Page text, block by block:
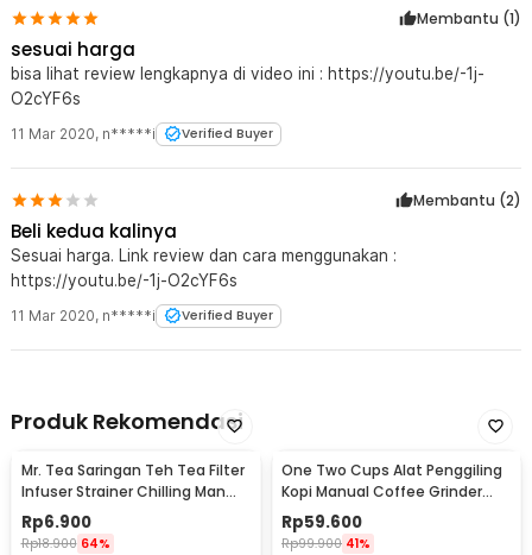
Membantu (1)
sesuai harga
bisa lihat review lengkapnya di video ini : https://youtu.be/-1j-
O2cYF6s
11 Mar 2020, n*****i Verified Buyer
Membantu (2)
Beli kedua kalinya
Sesuai harga. Link review dan cara menggunakan :
https://youtu.be/-1j-O2cYF6s
11 Mar 2020, n*****i Verified Buyer
Produk Rekomendasi
Mr. Tea Saringan Teh Tea Filter
Infuser Strainer Chilling Man
Silicon - MR03
Rp6.900
Rp18.900 64%
One Two Cups Alat Penggiling
Kopi Manual Coffee Grinder
Portable - WFCG9800
Rp59.600
Rp99.900 41%